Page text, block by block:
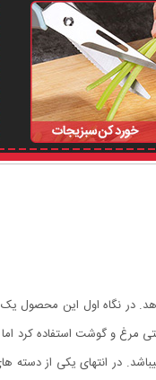
در نگاه اول این محصول
در انتهای یکی از دسته